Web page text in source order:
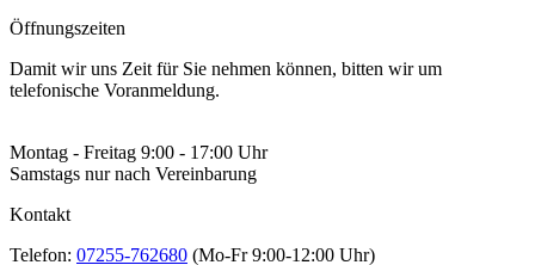
Öffnungszeiten
Damit wir uns Zeit für Sie nehmen können, bitten wir um
telefonische Voranmeldung.
Montag - Freitag 9:00 - 17:00 Uhr
Samstags nur nach Vereinbarung
Kontakt
Telefon: 07255-762680 (Mo-Fr 9:00-12:00 Uhr)